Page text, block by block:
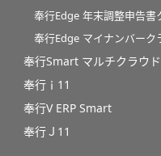
奉行Edge 年末調整申告書
奉行Edge マイナンバーク
奉行Smart マルチクラウド
奉行ｉ11
奉行V ERP Smart
奉行Ｊ11